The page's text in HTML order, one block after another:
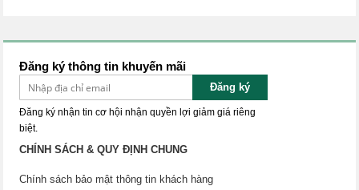
Đăng ký thông tin khuyến mãi
Đăng ký
Đăng ký nhận tin cơ hội nhận quyền lợi giảm giá riêng
biệt.
CHÍNH SÁCH & QUY ĐỊNH CHUNG
Chính sách bảo mật thông tin khách hàng